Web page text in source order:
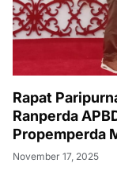
Rapat
Ranperda
Propemperda
November 17, 2025